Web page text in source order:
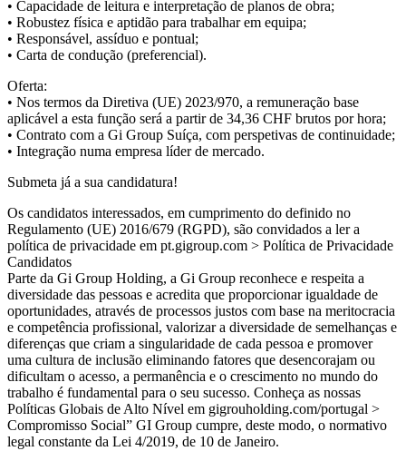
• Capacidade de leitura e interpretação de planos de obra;
• Robustez física e aptidão para trabalhar em equipa;
• Responsável, assíduo e pontual;
• Carta de condução (preferencial).
Oferta:
• Nos termos da Diretiva (UE) 2023/970, a remuneração base
aplicável a esta função será a partir de 34,36 CHF brutos por hora;
• Contrato com a Gi Group Suíça, com perspetivas de continuidade;
• Integração numa empresa líder de mercado.
Submeta já a sua candidatura!
Os candidatos interessados, em cumprimento do definido no
Regulamento (UE) 2016/679 (RGPD), são convidados a ler a
política de privacidade em pt.gigroup.com > Política de Privacidade
Candidatos
Parte da Gi Group Holding, a Gi Group reconhece e respeita a
diversidade das pessoas e acredita que proporcionar igualdade de
oportunidades, através de processos justos com base na meritocracia
e competência profissional, valorizar a diversidade de semelhanças e
diferenças que criam a singularidade de cada pessoa e promover
uma cultura de inclusão eliminando fatores que desencorajam ou
dificultam o acesso, a permanência e o crescimento no mundo do
trabalho é fundamental para o seu sucesso. Conheça as nossas
Políticas Globais de Alto Nível em gigrouholding.com/portugal >
Compromisso Social” GI Group cumpre, deste modo, o normativo
legal constante da Lei 4/2019, de 10 de Janeiro.